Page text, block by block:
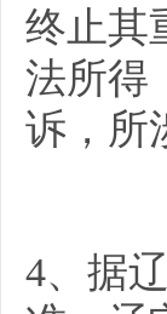
终止其
法所得
诉，所
4、据